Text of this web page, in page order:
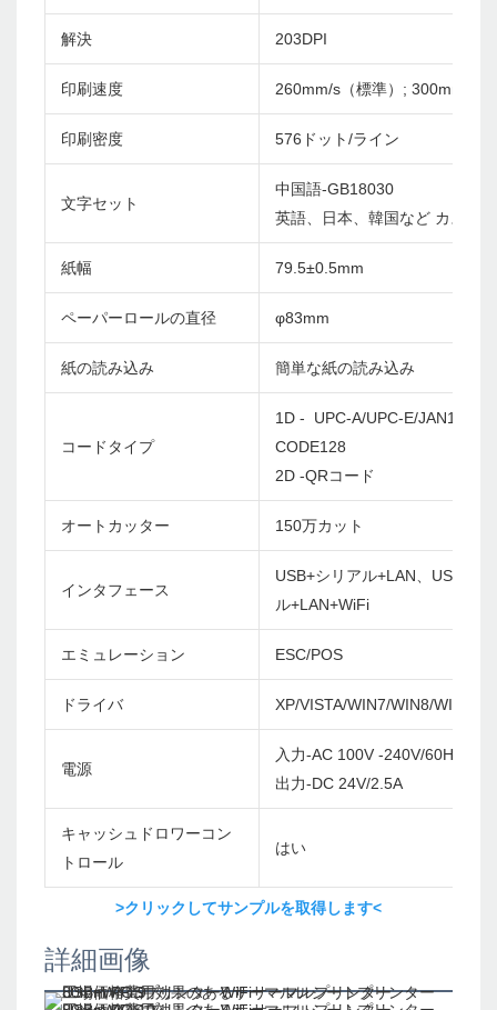
解決 203DPI
印刷速度 260mm/s（標準）; 300mm/s
印刷密度 576ドット/ライン
文字セット
中国語-GB18030
英語、日本、韓国など カスタ
紙幅 79.5±0.5mm
ペーパーロールの直径 φ83mm
紙の読み込み 簡単な紙の読み込み
コードタイプ
1D - UPC-A/UPC-E/
CODE128
2D -QRコード
オートカッター 150万カット
インタフェース
USB+シリアル+LAN、
ル+LAN+WiFi
エミュレーション ESC/POS
ドライバ XP/VISTA/WIN7/WIN8/WIN10/
電源
入力-AC 100V -240V/60Hz
出力-DC 24V/2.5A
キャッシュドロワーコン
トロール
はい
>クリックしてサンプルを取得します<
詳細画像